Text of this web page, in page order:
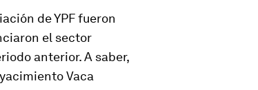
de YPF fueron
el sector
anterior. A saber,
Vaca